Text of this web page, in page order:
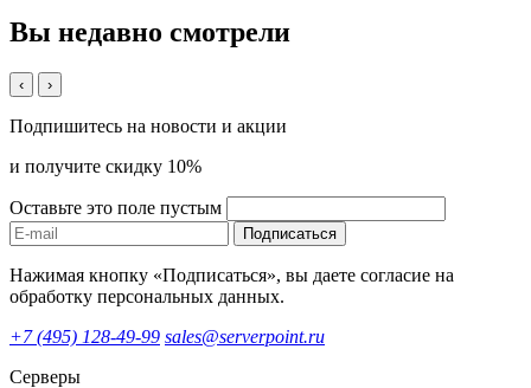
Вы недавно смотрели
‹ ›
Подпишитесь на новости и акции
и получите скидку 10%
Оставьте это поле пустым
Подписаться
Нажимая кнопку «Подписаться», вы даете согласие на
обработку персональных данных.
+7 (495) 128-49-99 sales@serverpoint.ru
Серверы